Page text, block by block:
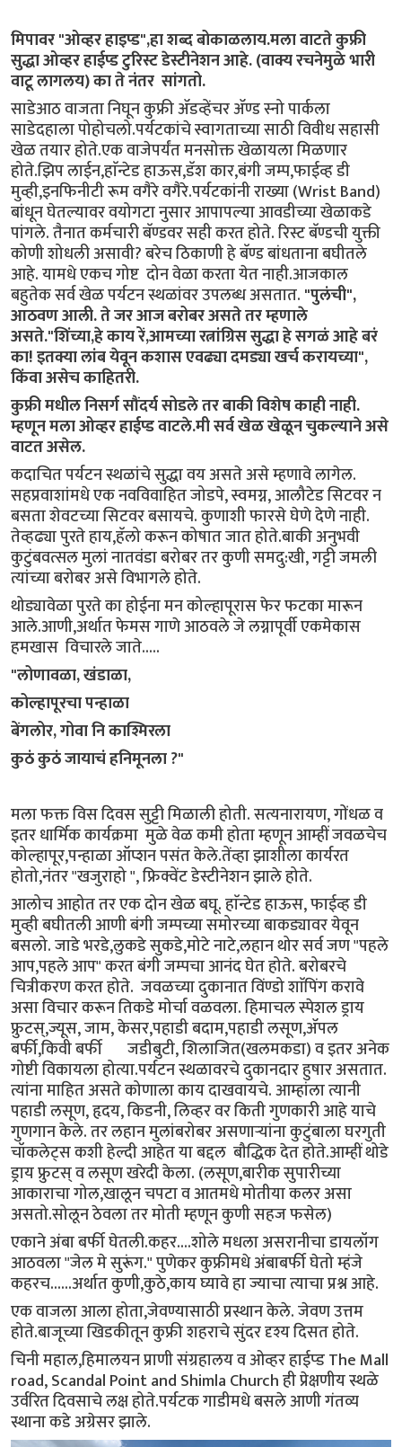
मिपावर "ओव्हर हाइप्ड",हा शब्द बोकाळलाय.मला वाटते कुफ्री
सुद्धा ओव्हर हाईप्ड टुरिस्ट डेस्टीनेशन आहे. (वाक्य रचनेमुळे भारी
वाटू लागलय) का ते नंतर सांगतो.
साडेआठ वाजता निघून कुफ्री ॲडव्हेंचर ॲण्ड स्नो पार्कला
साडेदहाला पोहोचलो.पर्यटकांचे स्वागताच्या साठी विवीध सहासी
खेळ तयार होते.एक वाजेपर्यंत मनसोक्त खेळायला मिळणार
होते.झिप लाईन,हाॅन्टेड हाऊस,डॅश कार,बंगी जम्प,फाईव्ह डी
मुव्ही,इनफिनीटी रूम वगैरे वगैरे.पर्यटकांनी राख्या (Wrist Band)
बांधून घेतल्यावर वयोगटा नुसार आपापल्या आवडीच्या खेळाकडे
पांगले. तैनात कर्मचारी बॅण्डवर सही करत होते. रिस्ट बॅण्डची युक्ती
कोणी शोधली असावी? बरेच ठिकाणी हे बॅण्ड बांधताना बघीतले
आहे. यामधे एकच गोष्ट दोन वेळा करता येत नाही.आजकाल
बहुतेक सर्व खेळ पर्यटन स्थळांवर उपलब्ध असतात."पुलंची",
आठवण आली. ते जर आज बरोबर असते तर म्हणाले
असते."शिंच्या,हे काय रें,आमच्या रत्नांग्रिस सुद्धा हे सगळं आहे बरं
का! इतक्या लांब येवून कशास एवढ्या दमड्या खर्च करायच्या",
किंवा असेच काहितरी.
कुफ्री मधील निसर्ग सौंदर्य सोडले तर बाकी विशेष काही नाही.
म्हणून मला ओव्हर हाईप्ड वाटले.मी सर्व खेळ खेळून चुकल्याने असे
वाटत असेल.
कदाचित पर्यटन स्थळांचे सुद्धा वय असते असे म्हणावे लागेल.
सहप्रवाशांमधे एक नवविवाहित जोडपे, स्वमग्न, आलौटेड सिटवर न
बसता शेवटच्या सिटवर बसायचे. कुणाशी फारसे घेणे देणे नाही.
तेव्हढ्या पुरते हाय,हॅलो करून कोषात जात होते.बाकी अनुभवी
कुटुंबवत्सल मुलां नातवंडा बरोबर तर कुणी समदु:खी, गट्टी जमली
त्यांच्या बरोबर असे विभागले होते.
थोड्यावेळा पुरते का होईना मन कोल्हापूरास फेर फटका मारून
आले.आणी,अर्थात फेमस गाणे आठवले जे लग्नापूर्वी एकमेकास
हमखास विचारले जाते.....
"लोणावळा, खंडाळा,
कोल्हापूरचा पन्हाळा
बेंगलोर, गोवा नि काश्मिरला
कुठं कुठं जायाचं हनिमूनला ?"
मला फक्त विस दिवस सुट्टी मिळाली होती. सत्यनारायण, गोंधळ व
इतर धार्मिक कार्यक्रमा मुळे वेळ कमी होता म्हणून आम्हीं जवळचेच
कोल्हापूर,पन्हाळा ऑप्शन पसंत केले.तेंव्हा झाशीला कार्यरत
होतो,नंतर "खजुराहो ", फ्रिक्वेंट डेस्टीनेशन झाले होते.
आलोच आहोत तर एक दोन खेळ बघू. हाॅन्टेड हाऊस, फाईव्ह डी
मुव्ही बघीतली आणी बंगी जम्पच्या समोरच्या बाकड्यावर येवून
बसलो. जाडे भरडे,लुकडे सुकडे,मोटे नाटे,लहान थोर सर्व जण "पहले
आप,पहले आप" करत बंगी जम्पचा आनंद घेत होते. बरोबरचे
चित्रीकरण करत होते. जवळच्या दुकानात विंण्डो शाॅपिंग करावे
असा विचार करून तिकडे मोर्चा वळवला. हिमाचल स्पेशल ड्राय
फ्रुटस्,ज्यूस, जाम, केसर,पहाडी बदाम,पहाडी लसूण,ॲपल
बर्फी,किवी बर्फी जडीबुटी, शिलाजित(खलमकडा) व इतर अनेक
गोष्टी विकायला होत्या.पर्यटन स्थळावरचे दुकानदार हुषार असतात.
त्यांना माहित असते कोणाला काय दाखवायचे. आम्हांला त्यानी
पहाडी लसूण, हृदय, किडनी, लिव्हर वर किती गुणकारी आहे याचे
गुणगान केले. तर लहान मुलांबरोबर असणाऱ्यांना कुटुंबाला घरगुती
चॉकलेट्स कशी हेल्दी आहेत या बद्दल बौद्धिक देत होते.आम्हीं थोडे
ड्राय फ्रुटस् व लसूण खरेदी केला. (लसूण,बारीक सुपारीच्या
आकाराचा गोल,खालून चपटा व आतमधे मोतीया कलर असा
असतो.सोलून ठेवला तर मोती म्हणून कुणी सहज फसेल)
एकाने अंबा बर्फी घेतली.कहर....शोले मधला असरानीचा डायलॉग
आठवला "जेल मे सुरूंग." पुणेकर कुफ्रीमधे अंबाबर्फी घेतो म्हंजे
कहरच......अर्थात कुणी,कुठे,काय घ्यावे हा ज्याचा त्याचा प्रश्न आहे.
एक वाजला आला होता,जेवण्यासाठी प्रस्थान केले. जेवण उत्तम
होते.बाजूच्या खिडकीतून कुफ्री शहराचे सुंदर दृश्य दिसत होते.
चिनी महाल,हिमालयन प्राणी संग्रहालय व ओव्हर हाईप्ड The Mall
road, Scandal Point and Shimla Church ही प्रेक्षणीय स्थळे
उर्वरित दिवसाचे लक्ष होते.पर्यटक गाडीमधे बसले आणी गंतव्य
स्थाना कडे अग्रेसर झाले.